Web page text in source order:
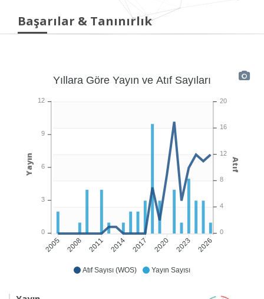
Başarılar & Tanınırlık
Atıf Sayısı (WOS) Yayın Sayısı
2005 2008 2011 2014 2017 2020 2023 2026
Yıllara Göre Yayın ve Atıf Sayıları
20
16
12
8
4
0
Atıf
12
9
6
3
0
Yayın